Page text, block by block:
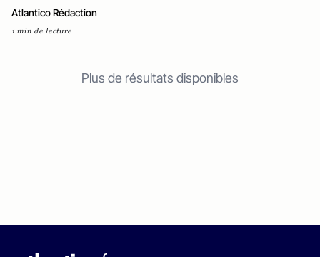
Atlantico Rédaction
1 min de lecture
Plus de résultats disponibles